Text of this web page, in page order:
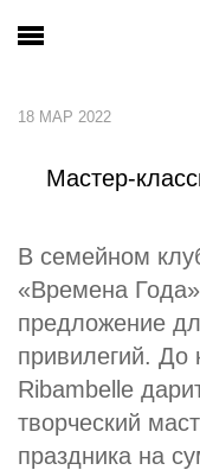
18 МАР 2022
Мастер-
В семейном
«Времена
предложение
привилегий. До
Ribambelle
творческий
праздника на